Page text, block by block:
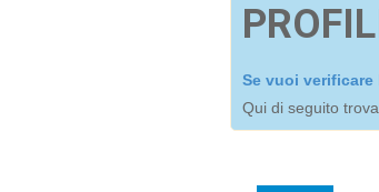
Se vuoi verificare
Qui di seguito